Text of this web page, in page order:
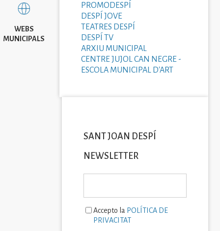
WEBS
MUNICIPALS
PROMODESPÍ
DESPÍ JOVE
TEATRES DESPÍ
DESPÍ TV
ARXIU MUNICIPAL
CENTRE JUJOL CAN NEGRE -
ESCOLA MUNICIPAL D'ART
SANT JOAN DESPÍ
NEWSLETTER
Accepto la POLÍTICA DE
PRIVACITAT